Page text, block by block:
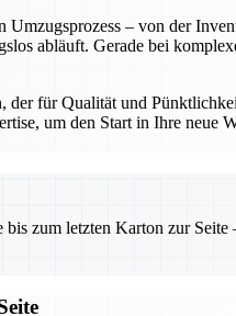
– von der
abläuft. Gerade bei
für Qualität und
um den Start in Ihre neue
zum letzten Karton zur